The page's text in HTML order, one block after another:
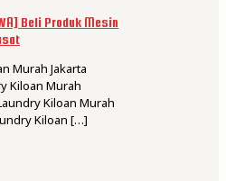
Beli Produk Mesin
Murah Jakarta
Kiloan Murah
Kiloan Murah
Kiloan […]